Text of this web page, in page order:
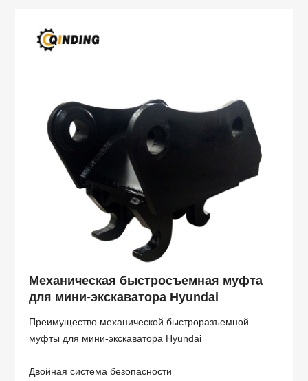
Механическая быстросъемная муфта
для мини-экскаватора Hyundai
Преимущество механической быстроразъемной
муфты для мини-экскаватора Hyundai
Двойная система безопасности